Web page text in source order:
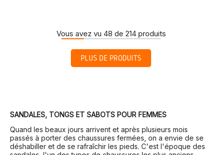
Vous avez vu 48 de 214 produits
PLUS DE PRODUITS
SANDALES, TONGS ET SABOTS POUR FEMMES
Quand les beaux jours arrivent et après plusieurs mois
passés à porter des chaussures fermées, on a envie de se
déshabiller et de se rafraîchir les pieds. C'est l'époque des